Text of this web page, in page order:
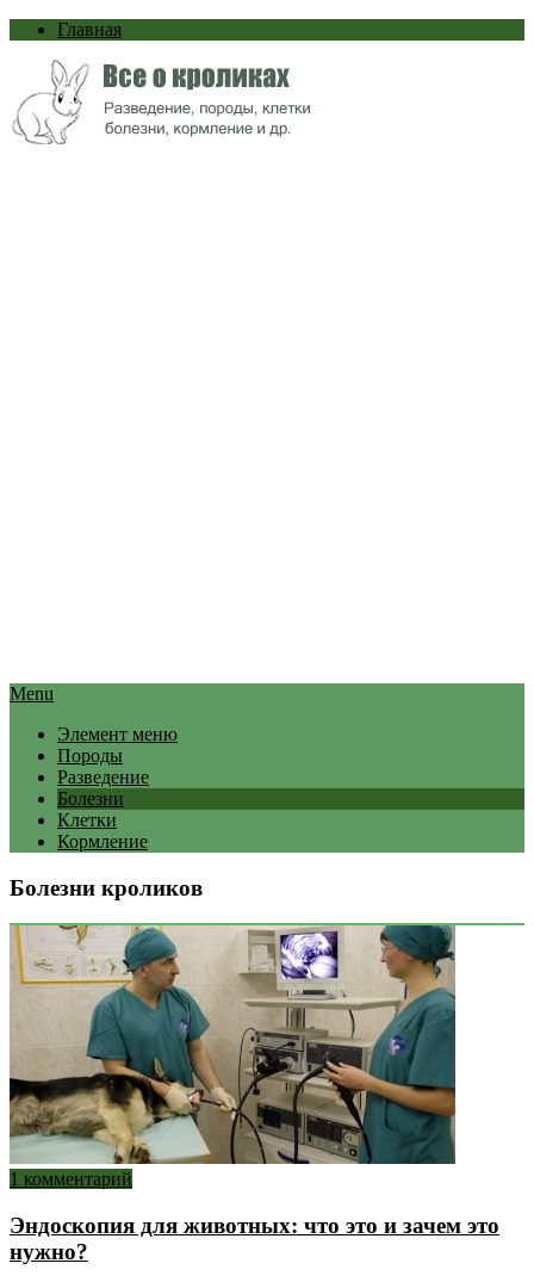
Главная
Menu
Элемент меню
Породы
Разведение
Болезни
Клетки
Кормление
Болезни кроликов
1 комментарий
Эндоскопия для животных: что это и зачем это
нужно?